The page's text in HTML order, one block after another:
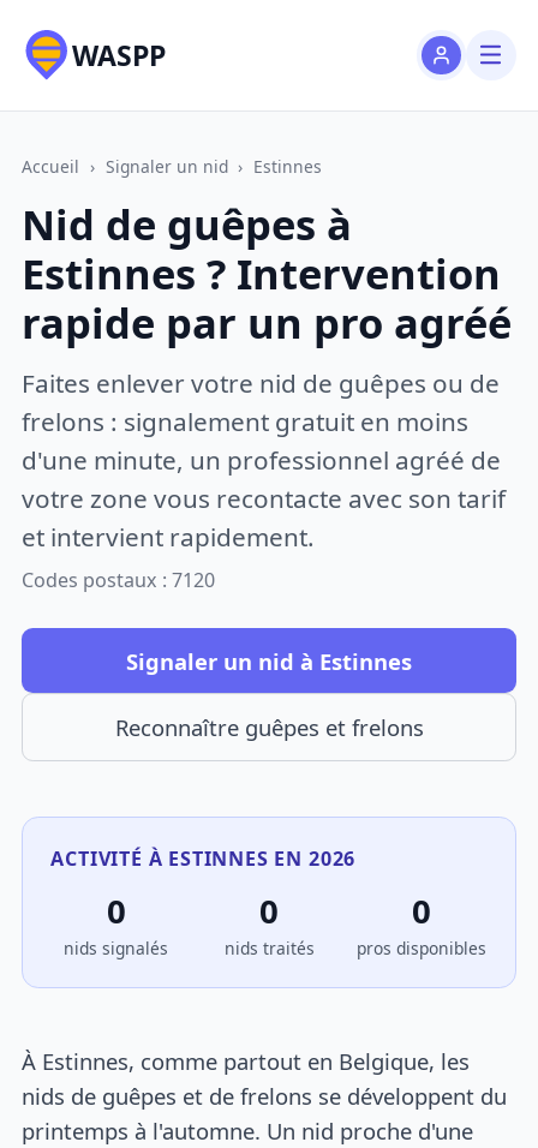
WASPP
Accueil › Signaler un nid › Estinnes
Nid de guêpes à
Estinnes ? Intervention
rapide par un pro agréé
Faites enlever votre nid de guêpes ou de
frelons : signalement gratuit en moins
d'une minute, un professionnel agréé de
votre zone vous recontacte avec son tarif
et intervient rapidement.
Codes postaux : 7120
Signaler un nid à Estinnes
Reconnaître guêpes et frelons
ACTIVITÉ À ESTINNES EN 2026
0
nids signalés
0
nids traités
0
pros disponibles
À Estinnes, comme partout en Belgique, les
nids de guêpes et de frelons se développent du
printemps à l'automne. Un nid proche d'une